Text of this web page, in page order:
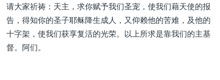
请大家祈祷：天主，求你赋予我们圣宠，使我们藉天使的报
告，得知你的圣子耶稣降生成人，又仰赖他的苦难，及他的
十字架，使我们获享复活的光荣。以上所求是靠我们的主基
督。阿们。